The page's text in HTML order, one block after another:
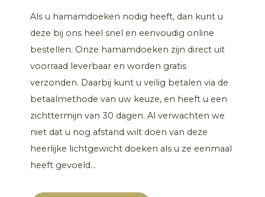
Als u hamamdoeken nodig heeft, dan kunt u
deze bij ons heel snel en eenvoudig online
bestellen. Onze hamamdoeken zijn direct uit
voorraad leverbaar en worden gratis
verzonden. Daarbij kunt u veilig betalen via de
betaalmethode van uw keuze, en heeft u een
zichttermijn van 30 dagen. Al verwachten we
niet dat u nog afstand wilt doen van deze
heerlijke lichtgewicht doeken als u ze eenmaal
heeft gevoeld...